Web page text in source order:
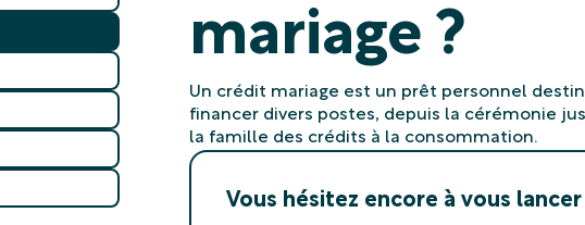
mariage ?
Un crédit mariage est un prêt personnel
financer divers postes, depuis la cérémonie
la famille des crédits à la consommation.
Vous hésitez encore à vous lancer